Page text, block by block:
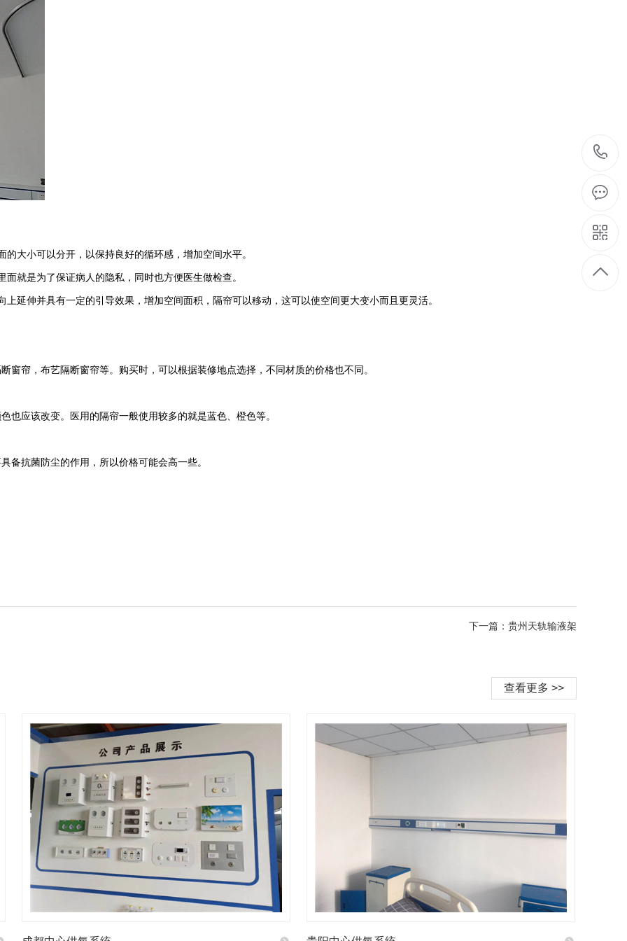
大小可以分开，以保持良好的循环感，增加空间水平。
就是为了保证病人的隐私，同时也方便医生做检查。
延伸并具有一定的引导效果，增加空间面积，隔帘可以移动，这可以使空间更大变小而且更灵活。
窗帘，布艺隔断窗帘等。购买时，可以根据装修地点选择，不同材质的价格也不同。
也应该改变。医用的隔帘一般使用较多的就是蓝色、橙色等。
备抗菌防尘的作用，所以价格可能会高一些。
下一篇：贵州天轨输液架
查看更多 >>